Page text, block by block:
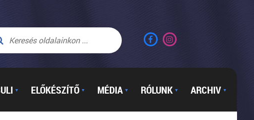
▼ ELŐKÉSZÍTŐ ▼ MÉDIA ▼ RÓLUNK ▼ ARCHIV ▼